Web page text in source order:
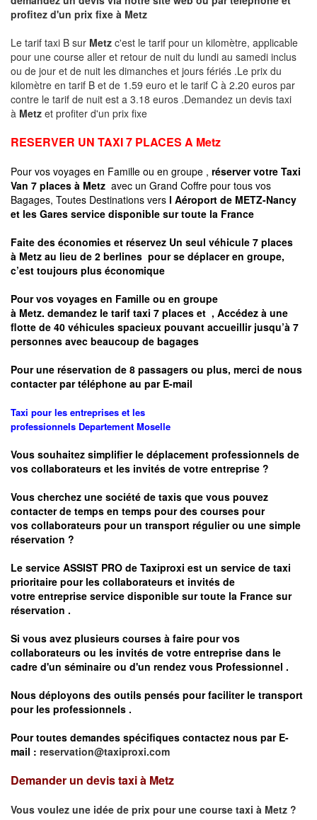
profitez d'un prix fixe à Metz
Le tarif taxi B sur Metz c'est le tarif pour un kilomètre, applicable
pour une course aller et retour de nuit du lundi au samedi inclus
ou de jour et de nuit les dimanches et jours fériés .Le prix du
kilomètre en tarif B et de 1.59 euro et le tarif C à 2.20 euros par
contre le tarif de nuit est a 3.18 euros .Demandez un devis taxi
à Metz et profiter d'un prix fixe
RESERVER UN TAXI 7 PLACES A Metz
Pour vos voyages en Famille ou en groupe , réserver votre Taxi
Van 7 places à Metz avec un Grand Coffre pour tous vos
Bagages, Toutes Destinations vers l Aéroport de METZ-Nancy
et les Gares service disponible sur toute la France
Faite des économies et réservez Un seul véhicule 7 places
à Metz au lieu de 2 berlines pour se déplacer en groupe,
c’est toujours plus économique
Pour vos voyages en Famille ou en groupe
à Metz. demandez le tarif taxi 7 places et , Accédez à une
flotte de 40 véhicules spacieux pouvant accueillir jusqu’à 7
personnes avec beaucoup de bagages
Pour une réservation de 8 passagers ou plus, merci de nous
contacter par téléphone au par E-mail
Taxi pour les entreprises et les
professionnels Departement Moselle
Vous souhaitez simplifier le déplacement professionnels de
vos collaborateurs et les invités de votre entreprise ?
Vous cherchez une société de taxis que vous pouvez
contacter de temps en temps pour des courses pour
vos collaborateurs pour un transport régulierou une simple
réservation ?
Le service ASSIST PRO de Taxiproxi est un service de taxi
prioritaire pour les collaborateurs et invités de
votre entreprise service disponible sur toute la France sur
réservation .
Si vous avez plusieurs courses à faire pour vos
collaborateurs ou les invités de votre entreprise dans le
cadre d'un séminaire ou d'un rendez vous Professionnel .
Nous déployons des outils pensés pour faciliter le transport
pour les professionnels .
Pour toutes demandes spécifiques contactez nous par E-
mail : reservation@taxiproxi.com
Demander un devis taxi à Metz
Vous voulez une idée de prix pour une course taxi à Metz ?